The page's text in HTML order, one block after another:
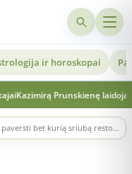
ir horoskopai
laidojantis brolis –
Kaip žieminis sriubos užpilas gali paversti bet kurią sriubą restorano lygio patiekalu per kelias minutes